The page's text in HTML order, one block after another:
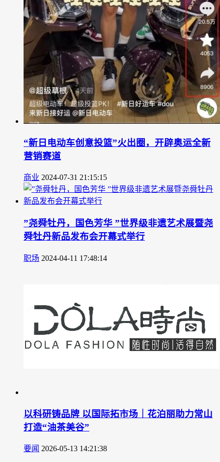
“新日电动车创意投篮”火出圈，开辟奥运全新
营销赛道
商业 2024-07-31 21:15:15
”尧舜牡丹，国色芳华 ”世界级非遗艺术展暨尧
舜牡丹新品发布会开幕式举行
职场 2024-04-11 17:48:14
以科研铸品牌 以国际拓市场｜花泊丽助力常山
打造“油茶美谷”
要闻 2026-05-13 14:21:38